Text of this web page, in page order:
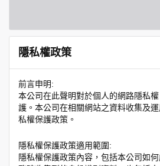
隱私權政策
前言申明:
本公司在此聲明對於個人的網路隱私
護。本公司在相關網站之資料收集及
私權保護政策。
隱私權保護政策適用範圍:
隱私權保護政策內容，包括本公司如